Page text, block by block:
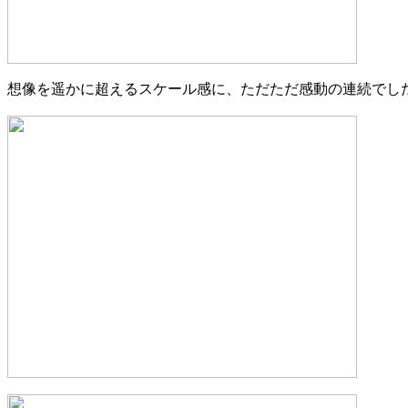
想像を遥かに超えるスケール感に、ただただ感動の連続でし